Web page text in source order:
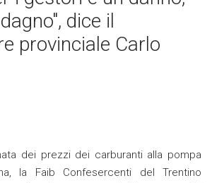
dice il
provinciale Carlo
dei prezzi dei carburanti alla pompa
la Faib Confesercenti del Trentino